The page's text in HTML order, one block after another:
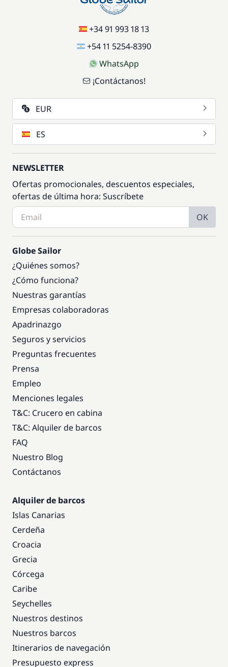
+34 91 993 18 13
+54 11 5254-8390
WhatsApp
¡Contáctanos!
EUR
ES
NEWSLETTER
Ofertas promocionales, descuentos especiales,
ofertas de última hora: Suscríbete
OK
Globe Sailor
¿Quiénes somos?
¿Cómo funciona?
Nuestras garantías
Empresas colaboradoras
Apadrinazgo
Seguros y servicios
Preguntas frecuentes
Prensa
Empleo
Menciones legales
T&C: Crucero en cabina
T&C: Alquiler de barcos
FAQ
Nuestro Blog
Contáctanos
Alquiler de barcos
Islas Canarias
Cerdeña
Croacia
Grecia
Córcega
Caribe
Seychelles
Nuestros destinos
Nuestros barcos
Itinerarios de navegación
Presupuesto express